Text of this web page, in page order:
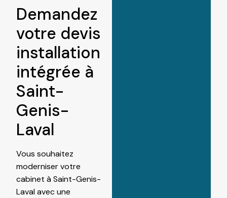
Demandez
votre devis
installation
intégrée à
Saint-
Genis-
Laval
Vous souhaitez
moderniser votre
cabinet à Saint-Genis-
Laval avec une